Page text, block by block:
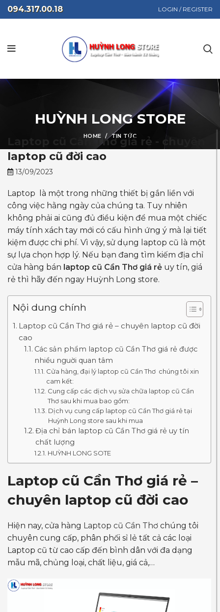
094.317.00.18 LOGIN / REGISTER
HUỲNH LONG STORE
HOME TIN TỨC
Laptop cũ Cần Thơ giá rẻ - chuyên
laptop cũ đời cao
13/09/2023
Laptop là một trong những thiết bị gắn liền với
công việc hằng ngày của chúng ta. Tuy nhiên
không phải ai cũng đủ điều kiện để mua một chiếc
máy tính xách tay mới có cấu hình ứng ý mà lại tiết
kiệm được chi phí. Vì vậy, sử dụng laptop cũ là một
sự lựa chọn hợp lý. Nếu bạn đang tìm kiếm địa chỉ
cửa hàng bán laptop cũ Cần Thơ giá rẻ uy tín, giá
rẻ thì hãy đến ngay Huỳnh Long store.
Nội dung chính
Laptop cũ Cần Thơ giá rẻ – chuyên laptop cũ đời
cao
Các sản phẩm laptop cũ Cần Thơ giá rẻ được
nhiều nguời quan tâm
Cửa hàng, đại lý laptop cũ Cần Thơ chúng tôi xin
cam kết:
Cung cấp các dịch vụ sửa chữa laptop cũ Cần
Thơ sau khi mua bao gồm:
Dịch vụ cung cấp laptop cũ Cần Thơ giá rẻ tại
Huỳnh Long store sau khi mua
Địa chỉ bán laptop cũ Cần Thơ giá rẻ uy tín
chất lượng
HUỲNH LONG SOTE
Laptop cũ Cần Thơ giá rẻ –
chuyên laptop cũ đời cao
Hiện nay, cửa hàng Laptop cũ Cần Thơ chúng tôi
chuyên cung cấp, phân phối sỉ lẻ tất cả các loại
Laptop cũ từ cao cấp đến bình dân với đa dạng
mẫu mã, chủng loại, chất liệu, giá cả,…